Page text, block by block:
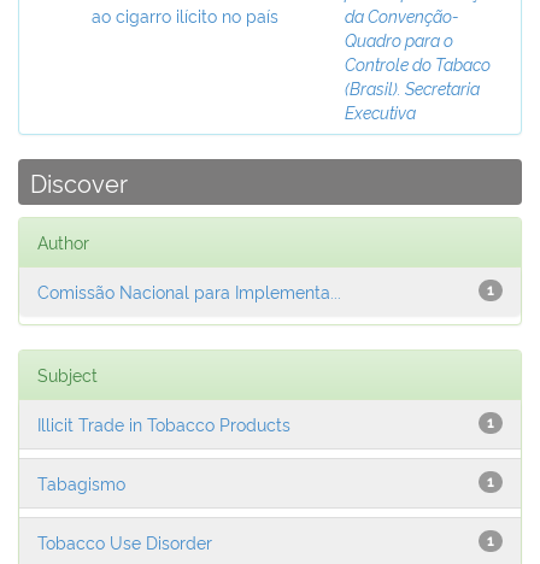
ao cigarro ilícito no país
da Convenção-
Quadro para o
Controle do Tabaco
(Brasil). Secretaria
Executiva
Discover
Author
1
Comissão Nacional para Implementa...
Subject
1
Illicit Trade in Tobacco Products
1
Tabagismo
1
Tobacco Use Disorder